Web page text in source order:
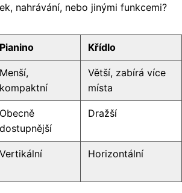
nahrávání, nebo jinými funkcemi?
Pianino Křídlo
Menší,
kompaktní
Větší, zabírá více
místa
Obecně
dostupnější
Dražší
Vertikální Horizontální